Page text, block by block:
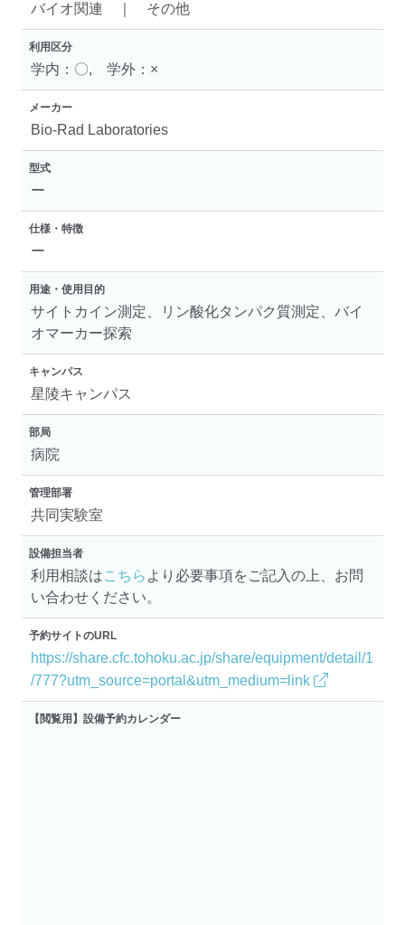
バイオ関連 ｜ その他
利用区分
学内：〇, 学外：×
メーカー
Bio-Rad Laboratories
型式
ー
仕様・特徴
ー
用途・使用目的
サイトカイン測定、リン酸化タンパク質測定、バイ
オマーカー探索
キャンパス
星陵キャンパス
部局
病院
管理部署
共同実験室
設備担当者
利用相談はこちら より必要事項をご記入の上、お問
い合わせください。
予約サイトのURL
https://share.cfc.tohoku.ac.jp/share/equipment/detail/1
/777?utm_source=portal&utm_medium=link
【閲覧用】設備予約カレンダー